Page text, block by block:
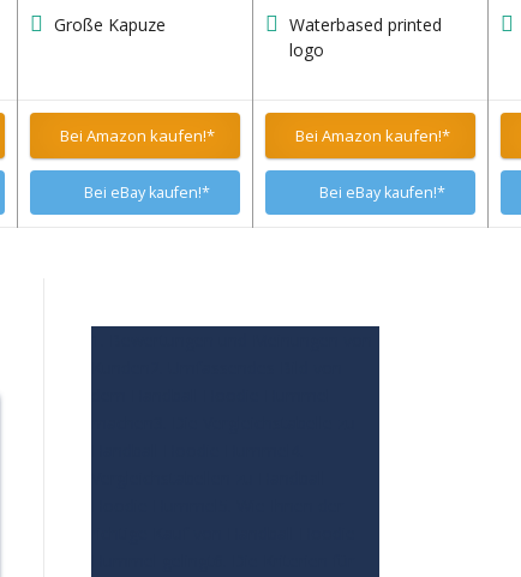
Große Kapuze
Waterbased printed
logo
Bei Amazon kaufen!*
Bei eBay kaufen!*
Bei Amazon kaufen!*
Bei eBay kaufen!*